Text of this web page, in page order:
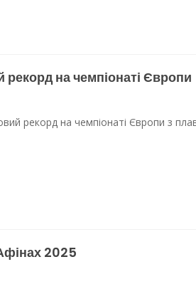
на чемпіонаті Європи
рекорд на чемпіонаті Європи з
2025